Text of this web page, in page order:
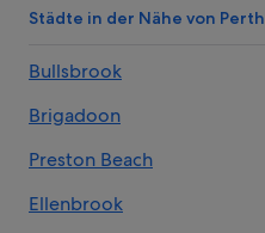
Perth City: Hotels
Golf in Perth
Familien in Perth
Wembley: Hotels
Leederville: Hotels
Städte in der Nähe von Perth
Bullsbrook
Brigadoon
Preston Beach
Ellenbrook